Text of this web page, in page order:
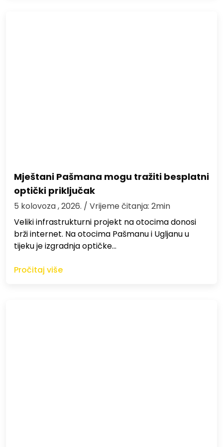
Mještani Pašmana mogu tražiti besplatni
optički priključak
5 kolovoza , 2026. / Vrijeme čitanja: 2min
Veliki infrastrukturni projekt na otocima donosi
brži internet. Na otocima Pašmanu i Ugljanu u
tijeku je izgradnja optičke…
Pročitaj više